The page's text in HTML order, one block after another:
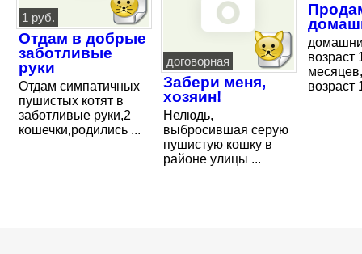
1 руб.
Отдам в добрые
заботливые
руки
Отдам симпатичных
пушистых котят в
заботливые руки,2
кошечки,родились ...
договорная
Забери меня,
хозяин!
Нелюдь,
выбросившая серую
пушистую кошку в
районе улицы ...
возраст
возраст